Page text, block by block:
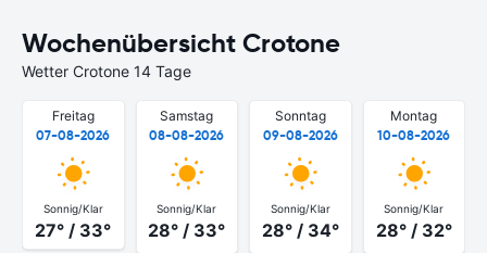
Wochenübersicht Crotone
Wetter Crotone 14 Tage
Freitag
07-08-2026
Sonnig/Klar
27° / 33°
Samstag
08-08-2026
Sonnig/Klar
28° / 33°
Sonntag
09-08-2026
Sonnig/Klar
28° / 34°
Montag
10-08-2026
Sonnig/Klar
28° / 32°